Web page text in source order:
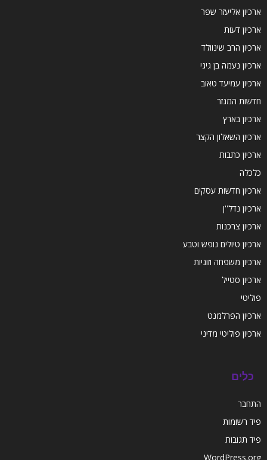
ארכיון אליעזר שפר
ארכיון דעות
ארכיון הרב שינוולד
ארכיון נעמה בן גיגי
ארכיון עמיעד טאוב
חדשות המגזר
ארכיון בארץ
ארכיון השאלון הקצר
ארכיון כתבות
כלכלה
ארכיון חדשות עסקים
ארכיון נדל''ן
ארכיון צרכנות
ארכיון טיולים נופש וטבע
ארכיון משפחה וזוגיות
ארכיון סטייל
פוליטי
ארכיון הפרלמנט
ארכיון פוליטי מדיני
כלים
התחבר
פיד רשומות
פיד תגובות
WordPress.org